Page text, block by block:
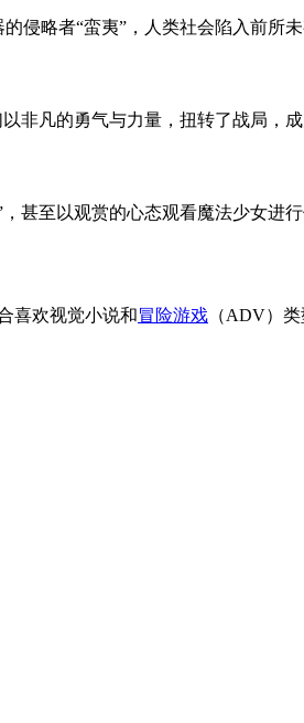
侵略者“蛮夷”，人类社会陷入前所未
非凡的勇气与力量，扭转了战局，
甚至以观赏的心态观看魔法少女进
喜欢视觉小说和冒险游戏 （ADV）